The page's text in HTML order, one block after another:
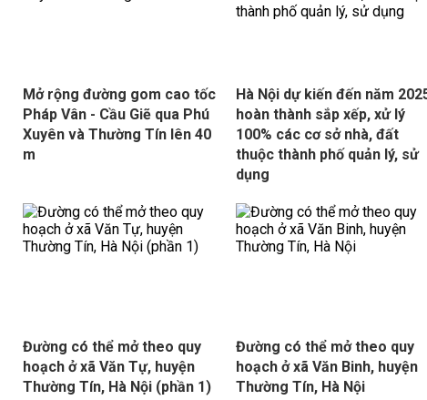
Mở rộng đường gom cao tốc
Pháp Vân - Cầu Giẽ qua Phú
Xuyên và Thường Tín lên 40
m
Hà Nội dự kiến đến năm
hoàn thành sắp xếp, xử lý
100% các cơ sở nhà, đất
thuộc thành phố quản lý, sử
dụng
Đường có thể mở theo quy
hoạch ở xã Văn Tự, huyện
Thường Tín, Hà Nội (phần 1)
Đường có thể mở theo quy
hoạch ở xã Văn Binh, huyện
Thường Tín, Hà Nội